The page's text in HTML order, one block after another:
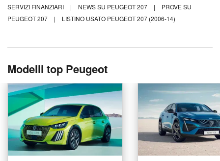
SERVIZI FINANZIARI
| NEWS SU PEUGEOT 207 |
PROVE SU
PEUGEOT 207
| LISTINO USATO PEUGEOT 207 (2006-14)
Modelli top Peugeot